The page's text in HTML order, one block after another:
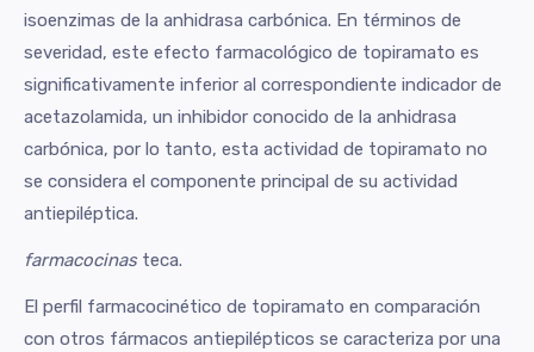
isoenzimas de la anhidrasa carbónica. En términos de
severidad, este efecto farmacológico de topiramato es
significativamente inferior al correspondiente indicador de
acetazolamida, un inhibidor conocido de la anhidrasa
carbónica, por lo tanto, esta actividad de topiramato no
se considera el componente principal de su actividad
antiepiléptica.
farmacocinasteca.
El perfil farmacocinético de topiramato en comparación
con otros fármacos antiepilépticos se caracteriza por una